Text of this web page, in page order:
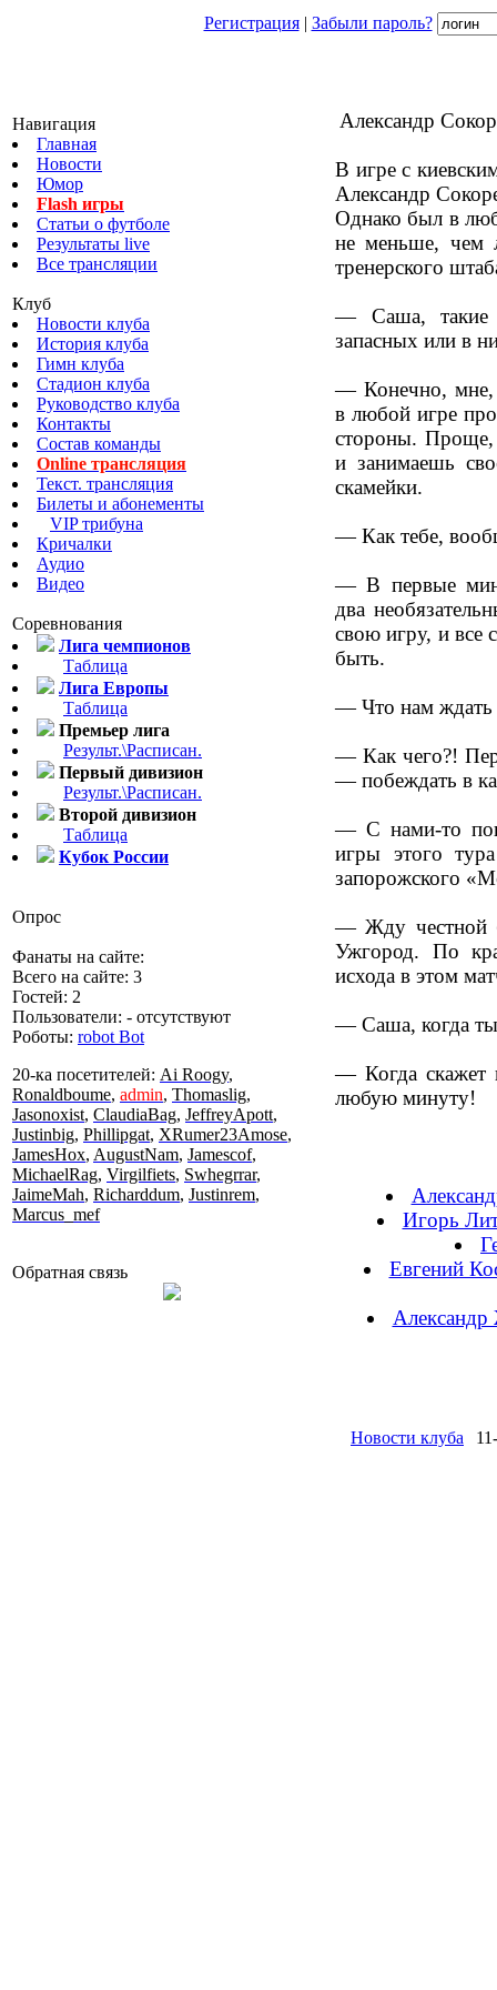
Регистрация| Забыли пароль?
Навигация
Главная
Новости
Юмор
Flash игры
Статьи о футболе
Результаты live
Все трансляции
Клуб
Новости клуба
История клуба
Гимн клуба
Стадион клуба
Руководство клуба
Контакты
Состав команды
Online трансляция
Текст. трансляция
Билеты и абонементы
VIP трибуна
Кричалки
Аудио
Видео
Соревнования
Лига чемпионов
Таблица
Лига Европы
Таблица
Премьер лига
Результ.\Расписан.
Первый дивизион
Результ.\Расписан.
Второй дивизион
Таблица
Кубок России
Опрос
Фанаты на сайте:
Всего на сайте: 3
Гостей: 2
Пользователи: - отсутствуют
Роботы: robot Bot
20-ка посетителей: Ai Roogy,
Ronaldboume, admin, Thomaslig,
Jasonoxist, ClaudiaBag, JeffreyApott,
Justinbig, Phillipgat, XRumer23Amose,
JamesHox, AugustNam, Jamescof,
MichaelRag, Virgilfiets, Swhegrrar,
JaimeMah, Richarddum, Justinrem,
Marcus_mef
Обратная связь
Александр
В игре с
Александр
Однако был в
не меньше, чем
тренерского
— Саша, такие
запасных или в
— Конечно, мне,
в любой игре
стороны. Проще,
и занимаешь
скамейки.
— Как тебе,
— В первые
два
свою игру, и все
быть.
— Что нам ждать
— Как чего?!
— побеждать в
— С нами-то
игры этого
запорожского
— Жду честной
Ужгород. По
исхода в этом
— Саша, когда
— Когда скажет
любую минуту!
Игорь
Евгений
Александр
Новости клуба